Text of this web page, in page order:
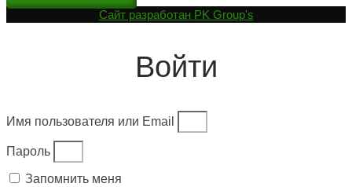
Cайт разработан PK Group's
Войти
Имя пользователя или Email
Пароль
Запомнить меня